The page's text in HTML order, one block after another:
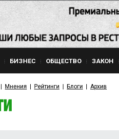
БИЗНЕС ОБЩЕСТВО ЗАКОН
Мнения Рейтинги Блоги Архив